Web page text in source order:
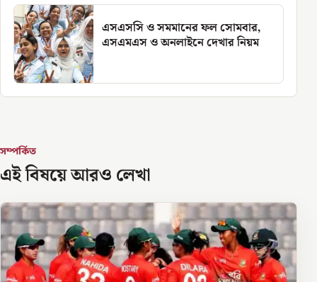
এসএসসি ও সমমানের ফল সোমবার,
এসএমএস ও অনলাইনে দেখার নিয়ম
সম্পর্কিত
এই বিষয়ে আরও লেখা